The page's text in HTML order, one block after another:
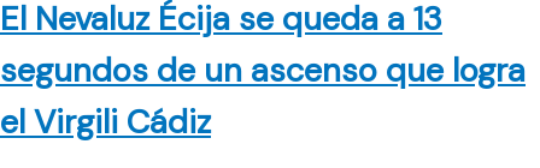
reto
domingo
el
El Nevaluz Écija se queda a 13
segundos de un ascenso que logra
el Virgili Cádiz